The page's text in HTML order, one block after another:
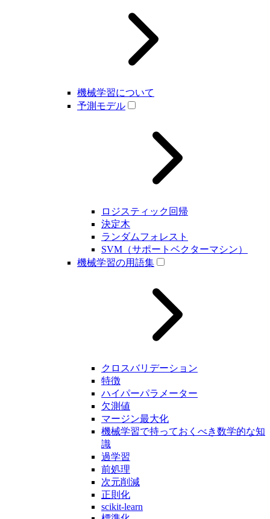
機械学習について
予測モデル
ロジスティック回帰
決定木
ランダムフォレスト
SVM（サポートベクターマシン）
機械学習の用語集
クロスバリデーション
特徴
ハイパーパラメーター
欠測値
マージン最大化
機械学習で持っておくべき数学的な知
識
過学習
前処理
次元削減
正則化
scikit-learn